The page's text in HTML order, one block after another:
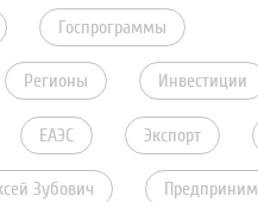
Госпрограммы
Регионы Инвестиции
ЕАЭС Экспорт
Зубович